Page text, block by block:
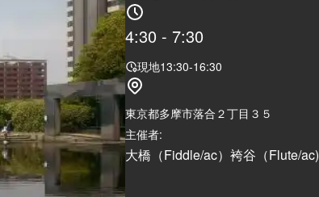
4:30 - 7:30
現地13:30-16:30
東京都多摩市落合２丁目３５
主催者:
大橋（Fiddle/ac）袴谷（Flute/ac)